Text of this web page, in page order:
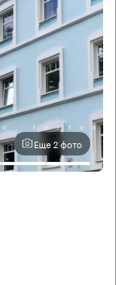
Еще 2 фото